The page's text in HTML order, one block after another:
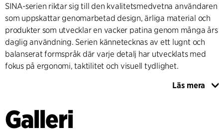
SINA-serien riktar sig till den kvalitetsmedvetna användaren
som uppskattar genomarbetad design, ärliga material och
produkter som utvecklar en vacker patina genom många års
daglig användning. Serien kännetecknas av ett lugnt och
balanserat formspråk där varje detalj har utvecklats med
fokus på ergonomi, taktilitet och visuell tydlighet.
Alla produkter är utförda i en kombination av massivt trä
med precisionsbearbetade metalldetaljer med
karakteristiska räfflade grepp som både tillför taktil kvalitet
Läs mera
Galleri